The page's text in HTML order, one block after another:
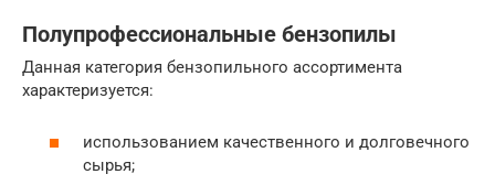
Полупрофессиональные бензопилы
Данная категория бензопильного ассортимента
характеризуется:
использованием качественного и долговечного
сырья;